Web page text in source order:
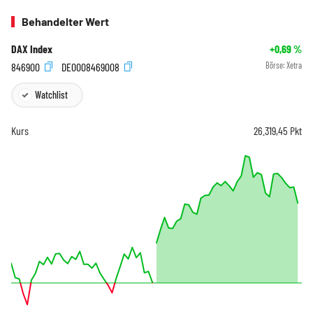
Behandelter Wert
DAX Index +0,69%
846900
DE0008469008 Börse: Xetra
Watchlist
Kurs 26.319,45 Pkt